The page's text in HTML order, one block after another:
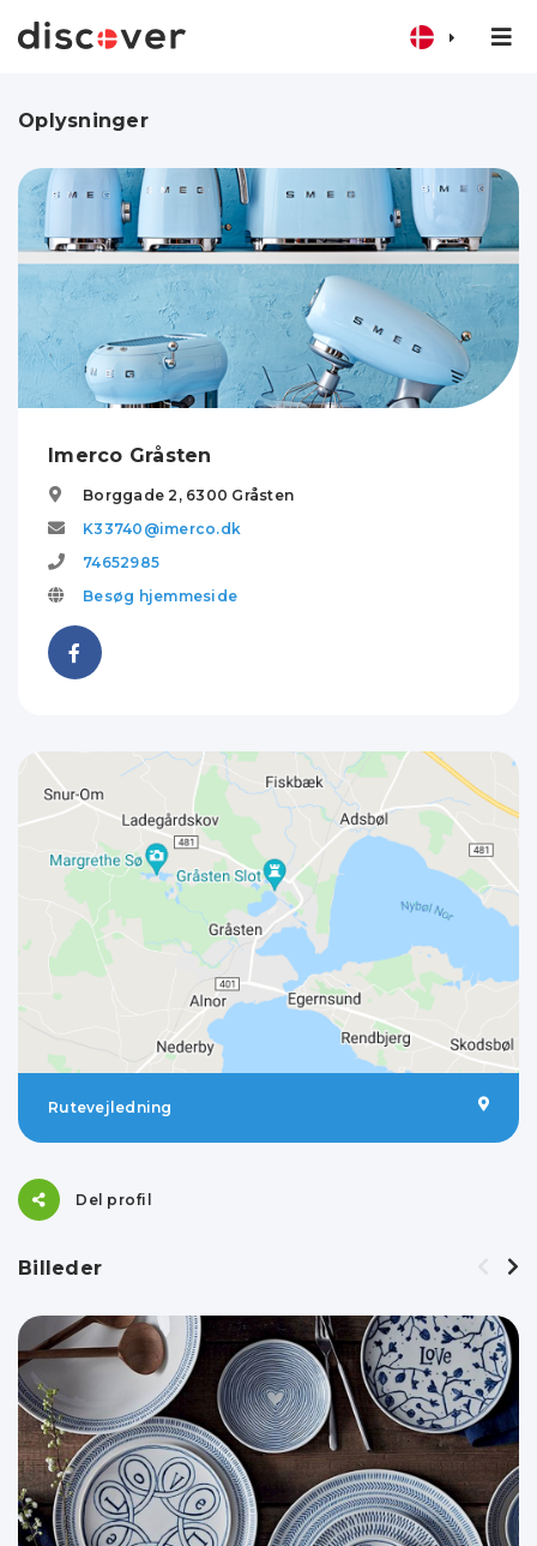
Oplysninger
Imerco Gråsten
Borggade 2, 6300 Gråsten
K33740@imerco.dk
74652985
Besøg hjemmeside
Rutevejledning
Del profil
Billeder